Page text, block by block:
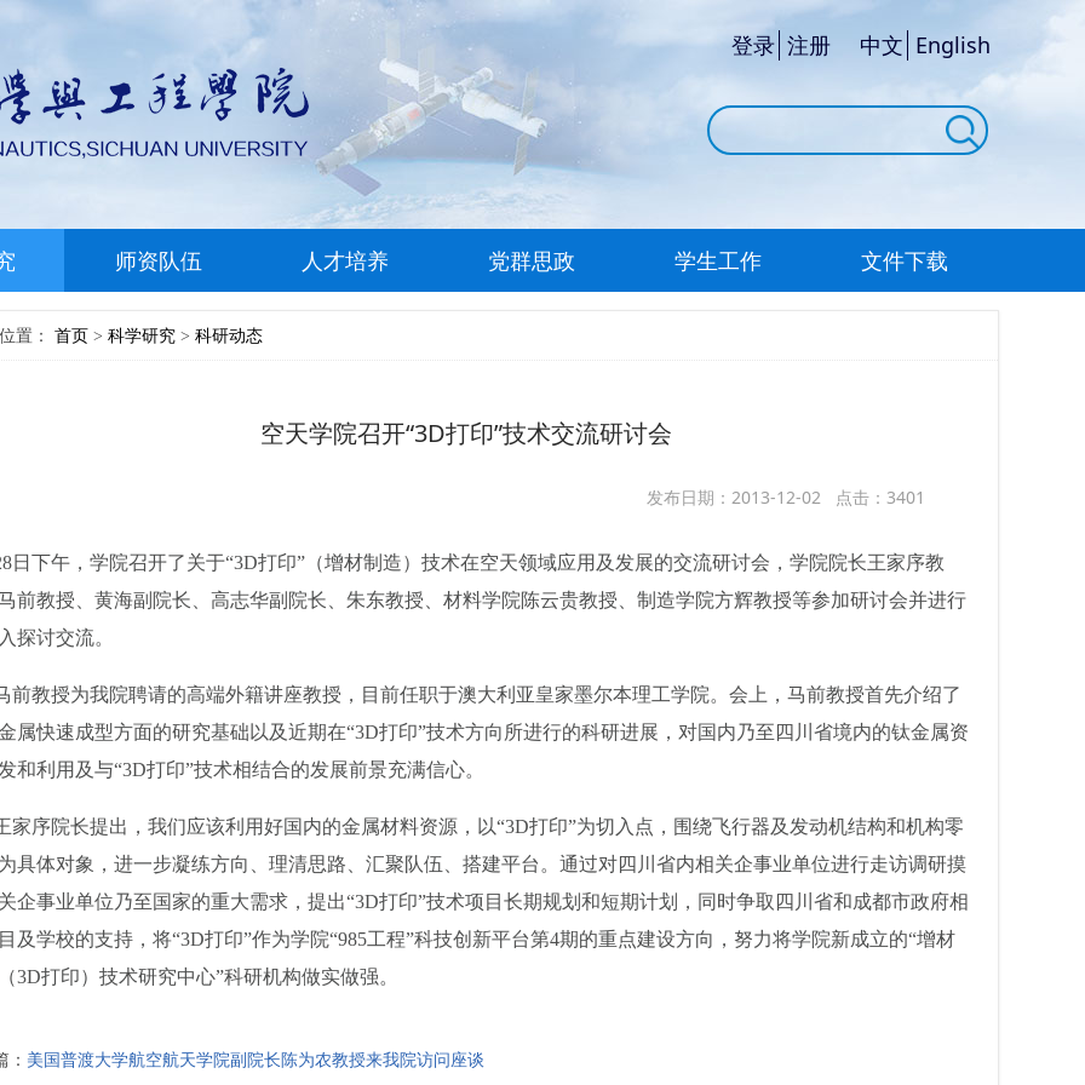
登录 注册 中文 English
师资队伍 人才培养 党群思政 学生工作 文件下载
置： 首页 > 科学研究 > 科研动态
空天学院召开“3D打印”技术交流研讨会
发布日期：2013-12-02 点击：3401
： 美国普渡大学航空航天学院副院长陈为农教授来我院访问座谈